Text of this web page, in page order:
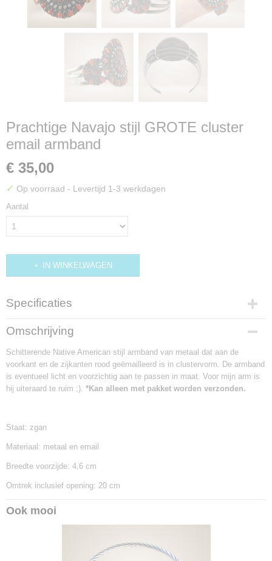
Prachtige Navajo stijl GROTE cluster
email armband
€ 35,00
✓ Op voorraad - Levertijd 1-3 werkdagen
Aantal
IN WINKELWAGEN
Specificaties
Productcode
AB348
Omschrijving
Schitterende Native American stijl armband van metaal dat aan de
voorkant en de zijkanten rood geëmailleerd is in clustervorm. De armband
is eventueel licht en voorzichtig aan te passen in maat. Voor mijn arm is
hij uiteraard te ruim ;). *Kan alleen met pakket worden verzonden.
Staat: zgan
Materiaal: metaal en email
Breedte voorzijde: 4,6 cm
Omtrek inclusief opening: 20 cm
Ook mooi